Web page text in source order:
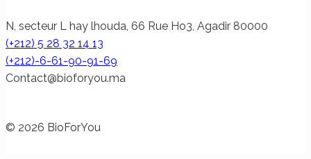
N, secteur L hay lhouda, 66 Rue Ho3, Agadir 80000
(+212) 5 28 32 14 13
(+212)-6-61-90-91-69
am.uoyrofoib
@tcatnoC
© 2026 BioForYou